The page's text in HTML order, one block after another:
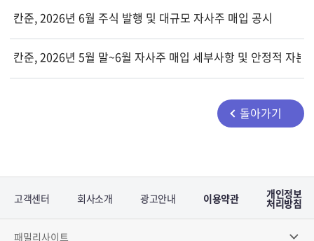
칸준, 2026년 6월 주식 발행 및 대규모 자사주 매입 공시
칸준, 2026년 5월 말~6월 자사주 매입 세부사항 및 안정적 자본
돌아가기
고객센터 회사소개 광고안내 이용약관 개인정보
처리방침
패밀리사이트